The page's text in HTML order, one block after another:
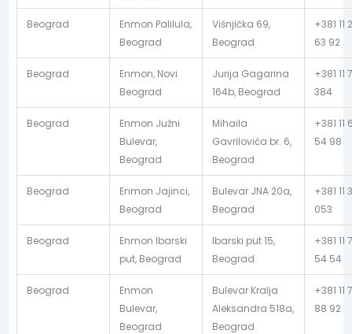
Beograd
Enmon Palilula,
Beograd
Višnjička 69,
Beograd
+381 11
63 92
Beograd
Enmon, Novi
Beograd
Jurija Gagarina
164b, Beograd
+381 11
384
Beograd
Enmon Južni
Bulevar,
Beograd
Mihaila
Gavrilovića br. 6,
Beograd
+381 11
54 98
Beograd
Enmon Jajinci,
Beograd
Bulevar JNA 20a,
Beograd
+381 11
053
Beograd
Enmon Ibarski
put, Beograd
Ibarski put 15,
Beograd
+381 11
54 54
Beograd
Enmon
Bulevar,
Beograd
Bulevar Kralja
Aleksandra 518a,
Beograd
+381 11
88 92